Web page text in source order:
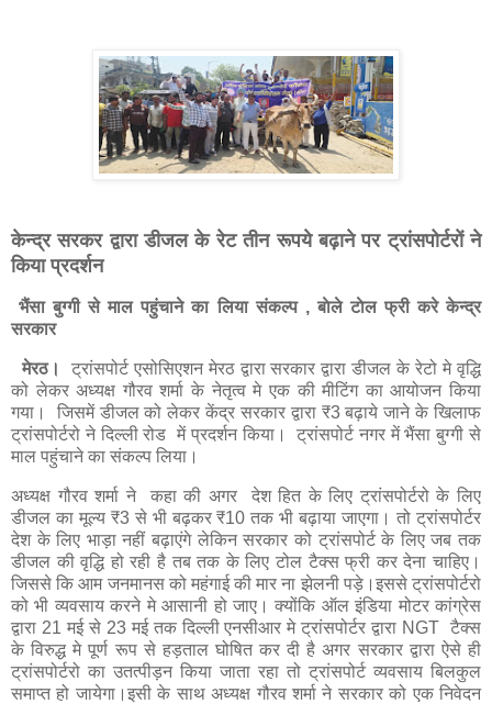
केन्द्र सरकर द्वारा डीजल के रेट तीन रूपये बढ़ाने पर ट्रांसपोर्टराें ने
किया प्रदर्शन
भैंसा बुग्गी से माल पहुंचाने का लिया संकल्प , बाेले टाेल फ्री करे केन्द्र
सरकार
मेरठ। ट्रांसपोर्ट एसोसिएशन मेरठ द्वारा सरकार द्वारा डीजल के रेटो मे वृद्धि
को लेकर अध्यक्ष गौरव शर्मा के नेतृत्व मे एक की मीटिंग का आयोजन किया
गया। जिसमें डीजल को लेकर केंद्र सरकार द्वारा ₹3 बढ़ाये जाने के खिलाफ
ट्रांसपोर्टरो ने दिल्ली रोड में प्रदर्शन किया। ट्रांसपोर्ट नगर में भैंसा बुग्गी से
माल पहुंचाने का संकल्प लिया।
अध्यक्ष गौरव शर्मा ने कहा की अगर देश हित के लिए ट्रांसपोर्टरो के लिए
डीजल का मूल्य ₹3 से भी बढ़कर ₹10 तक भी बढ़ाया जाएगा। तो ट्रांसपोर्टर
देश के लिए भाड़ा नहीं बढ़ाएंगे लेकिन सरकार को ट्रांसपोर्ट के लिए जब तक
डीजल की वृद्धि हो रही है तब तक के लिए टोल टैक्स फ्री कर देना चाहिए।
जिससे कि आम जनमानस को महंगाई की मार ना झेलनी पड़े।इससे ट्रांसपोर्टरो
को भी व्यवसाय करने मे आसानी हो जाए। क्योंकि ऑल इंडिया मोटर कांग्रेस
द्वारा 21 मई से 23 मई तक दिल्ली एनसीआर मे ट्रांसपोर्टर द्वारा NGT टैक्स
के विरुद्ध मे पूर्ण रूप से हड़ताल घोषित कर दी है अगर सरकार द्वारा ऐसे ही
ट्रांसपोर्टरो का उतत्पीड़न किया जाता रहा तो ट्रांसपोर्ट व्यवसाय बिलकुल
समाप्त हो जायेगा।इसी के साथ अध्यक्ष गौरव शर्मा ने सरकार को एक निवेदन